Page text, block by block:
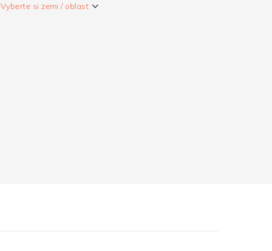
Vyberte si zemi / oblast